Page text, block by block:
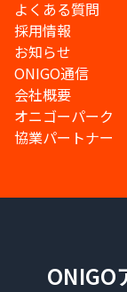
よくある質問
採用情報
お知らせ
ONIGO通信
会社概要
オニゴーパーク
協業パートナー
ONIGO